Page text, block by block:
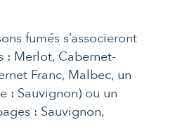
fumés s’associeront
: Merlot, Cabernet-
Franc, Malbec, un
: Sauvignon) ou un
: Sauvignon,